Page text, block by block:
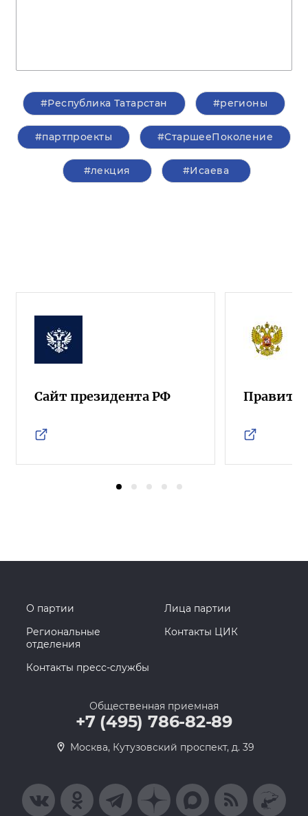
#Республика Татарстан #регионы
#партпроекты #СтаршееПоколение
#лекция #Исаева
Сайт президента РФ
О партии
Лица партии
Региональные
отделения
Контакты ЦИК
Контакты пресс-службы
Общественная приемная
+7 (495) 786-82-89
Москва, Кутузовский проспект, д. 39